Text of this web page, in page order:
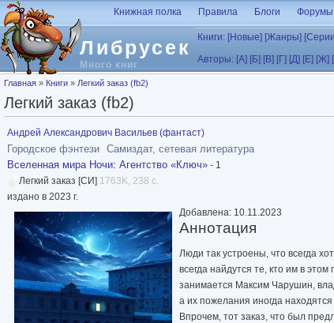
Перейти к основному содержанию
Либрусек
Много книг
Книжная полка Правила Блоги Форумы
Книги: [Новые] [Жанры]
Авторы: [А] [Б] [В] [Г] [Д] [Е] [Ж]
Вы здесь
Главная » Книги » Легкий заказ (fb2)
Легкий заказ (fb2)
Андрей Александрович Васильев (фантаст)
Городское фэнтези Самиздат, сетевая литература
Вселенная мира Ночи: Агентство «Ключ» - 1
Легкий заказ [СИ] 1763K, 238 с.
издано в 2023 г.
Добавлена: 10.11.2023
Аннотация
Люди так устроены, что всегда
всегда найдутся те, кто им в
занимается Максим Чарушин,
а их пожелания иногда
Впрочем, тот заказ, что был